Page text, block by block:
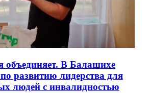
объединяет. В Балашихе
развитию лидерства для
людей с инвалидностью